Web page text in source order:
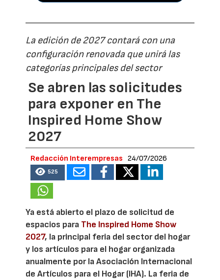
La edición de 2027 contará con una
configuración renovada que unirá las
categorías principales del sector
Se abren las solicitudes
para exponer en The
Inspired Home Show
2027
Redacción Interempresas 24/07/2026
525
Ya está abierto el plazo de solicitud de
espacios para The Inspired Home Show
2027, la principal feria del sector del hogar
y los artículos para el hogar organizada
anualmente por la Asociación Internacional
de Artículos para el Hogar (IHA). La feria de